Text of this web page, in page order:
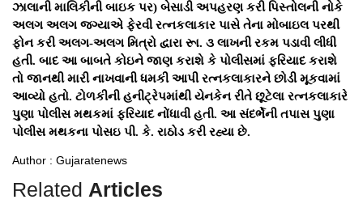
ઝાલાની માલિકીની બાઇક પર) બેસાડી અપહરણ કરી પિસ્તોલની નોકે
અલગ અલગ જગ્યાએ ફેરવી રત્નકલાકાર પાસે તેના મોબાઇલ પરથી
ફોન કરી અલગ-અલગ મિત્રો દ્વારા રૂા. ૩ લાખની રકમ પડાવી લીધી
હતી. બાદ આ બાબતે કોઇને જાણ કરાશે કે પોલીસમાં ફરિયાદ કરાશે
તો જાનથી મારી નાખવાની ધમકી આપી રત્નકલાકારને છોડી મૂકવામાં
આવ્યો હતો. ટોળકીની હનીટ્રેપમાંથી યેનકેન રીતે છૂટેલા રત્નકલાકારે
પુણા પોલીસ મથકમાં ફરિયાદ નોંધાવી હતી. આ સંદર્ભેની તપાસ પુણા
પોલીસ મથકના પોસઇ પી. કે. રાઠોડ કરી રહ્યા છે.
Author : Gujaratenews
Related Articles